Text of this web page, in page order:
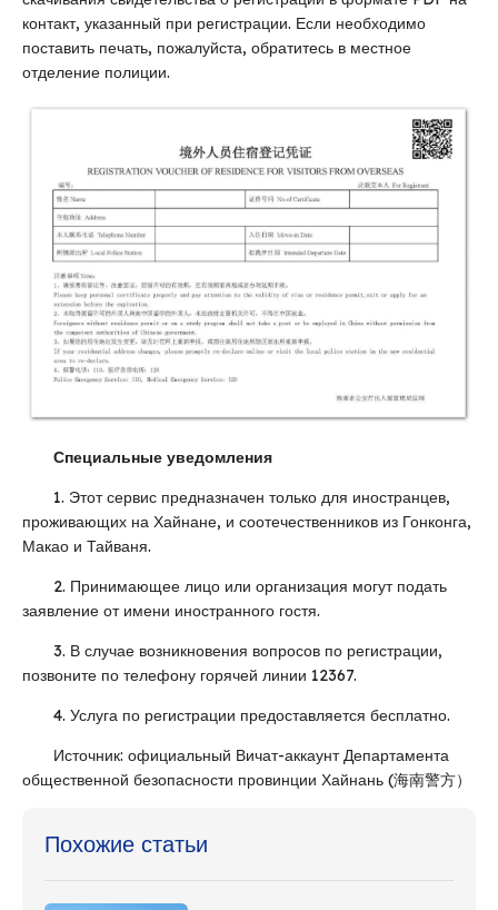
контакт, указанный при регистрации. Если необходимо
поставить печать, пожалуйста, обратитесь в местное
отделение полиции.
Специальные уведомления
1. Этот сервис предназначен только для иностранцев,
проживающих на Хайнане, и соотечественников из Гонконга,
Макао и Тайваня.
2. Принимающее лицо или организация могут подать
заявление от имени иностранного гостя.
3. В случае возникновения вопросов по регистрации,
позвоните по телефону горячей линии 12367.
4. Услуга по регистрации предоставляется бесплатно.
Источник: официальный Вичат-аккаунт Департамента
общественной безопасности провинции Хайнань (海南警方）
Похожие статьи